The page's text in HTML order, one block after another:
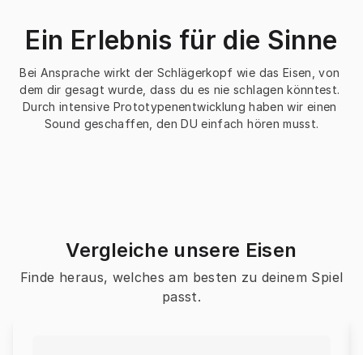
Ein Erlebnis für die Sinne
Bei Ansprache wirkt der Schlägerkopf wie das Eisen, von
dem dir gesagt wurde, dass du es nie schlagen könntest.
Durch intensive Prototypenentwicklung haben wir einen
Sound geschaffen, den DU einfach hören musst.
Vergleiche unsere Eisen
Finde heraus, welches am besten zu deinem Spiel
passt.